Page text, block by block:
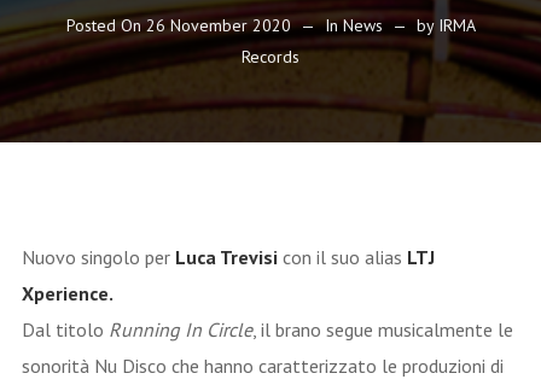
Posted On26 November 2020 InNews by IRMA
Records
Nuovo singolo perLuca Trevisicon il suo alias LTJ
Xperience.
Dal titolo Running In Circle, il brano segue musicalmente le
sonorità Nu Disco che hanno caratterizzato le produzioni di